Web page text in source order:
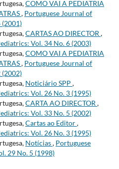
COMO VAI A PEDIATRIA
, Portuguese Journal of
(2001)
CARTAS AO DIRECTOR ,
Vol. 34 No. 6 (2003)
COMO VAI A PEDIATRIA
, Portuguese Journal of
(2002)
Noticiário SPP ,
Vol. 26 No. 3 (1995)
CARTA AO DIRECTOR ,
Vol. 33 No. 5 (2002)
Cartas ao Editor,
Vol. 26 No. 3 (1995)
Notícias, Portuguese
29 No. 5 (1998)